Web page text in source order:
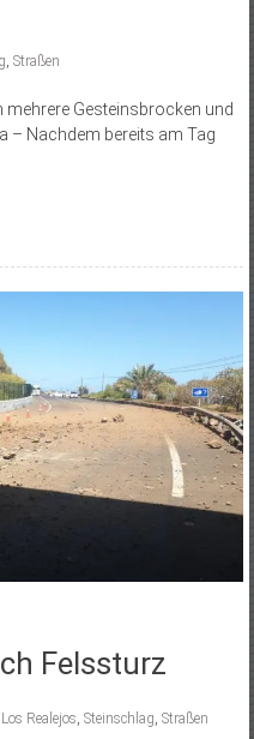
Straßen
mehrere Gesteinsbrocken und
– Nachdem bereits am Tag
Felssturz
Los Realejos Steinschlag Straßen